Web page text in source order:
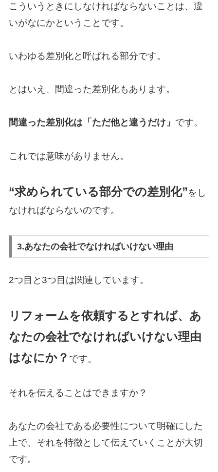
こういうときにしなければならないことは、違
いがなにかということです。
いわゆる差別化と呼ばれる部分です。
とはいえ、 間違った差別化もあります。
間違った差別化は「ただ他と違うだけ」 です。
これでは意味がありません。
“求められている部分での差別化”をし
なければならないのです。
3.あなたの会社でなければいけない理由
2つ目と3つ目は関連しています。
リフォームを依頼するとすれば、あ
なたの会社でなければいけない理由
はなにか？ です。
それを伝えることはできますか？
あなたの会社である必要性について明確にした
上で、それを特徴として伝えていくことが大切
です。